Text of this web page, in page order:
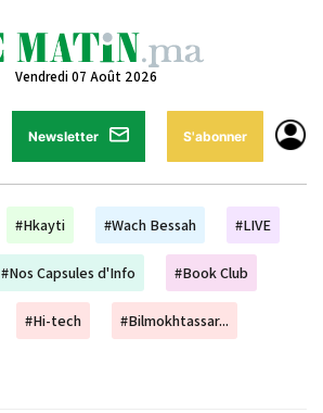
Vendredi 07 Août 2026
Newsletter S'abonner
#Hkayti #Wach Bessah #LIVE
#Nos Capsules d'Info #Book Club
#Hi-tech #Bilmokhtassar...